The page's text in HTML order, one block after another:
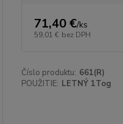
71,40 €/ks
59,01 € bez DPH
Číslo produktu: 661(R)
POUŽITIE: LETNÝ 1Tog